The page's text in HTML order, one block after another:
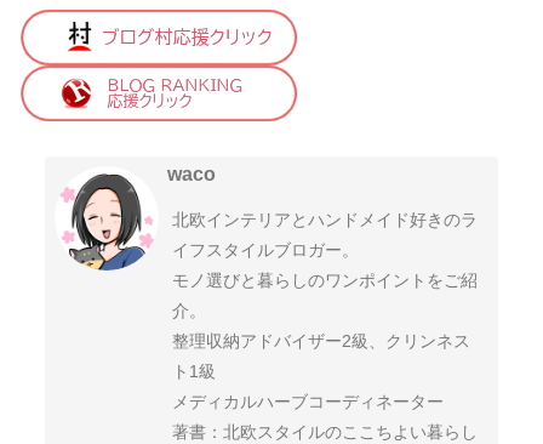
waco
北欧インテリアとハンドメイド好きのラ
イフスタイルブロガー。
モノ選びと暮らしのワンポイントをご紹
介。
整理収納アドバイザー2級、クリンネス
ト1級
メディカルハーブコーディネーター
著書：北欧スタイルのここちよい暮らし